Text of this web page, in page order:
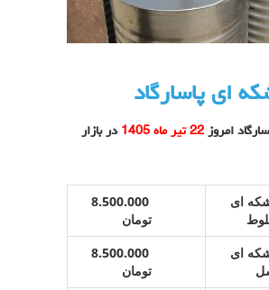
ای پاسارگاد
امروز 22 تیر ماه 1405
در بازار
ای
8.500.000
تومان
ای
8.500.000
تومان